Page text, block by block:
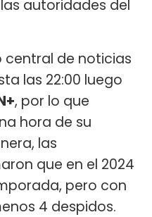
autoridades del
central de noticias
las 22:00 luego
, por lo que
hora de su
las
que en el 2024
pero con
4 despidos.